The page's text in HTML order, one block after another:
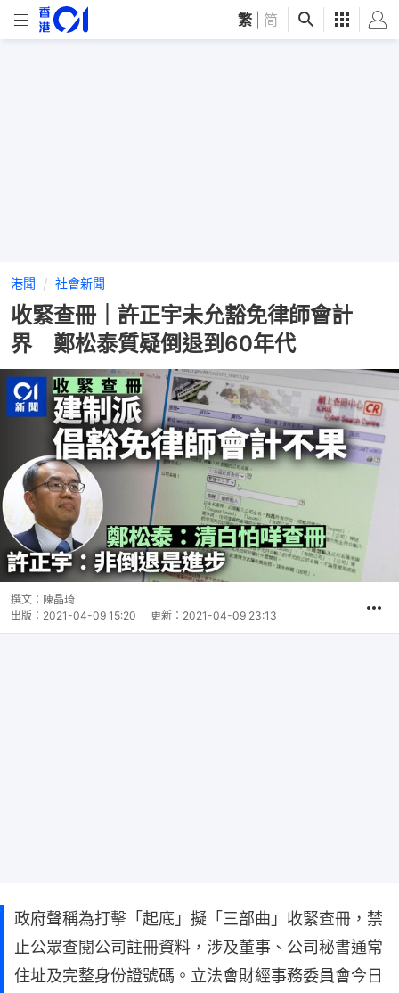
繁 简
港聞 社會新聞
收緊查冊｜許正宇未允豁免律師會計
界 鄭松泰質疑倒退到60年代
撰文： 陳晶琦
出版： 2021-04-09 15:20 更新： 2021-04-09 23:13
政府聲稱為打擊「起底」擬「三部曲」收緊查冊，禁
止公眾查閱公司註冊資料，涉及董事、公司秘書通常
住址及完整身份證號碼。立法會財經事務委員會今日